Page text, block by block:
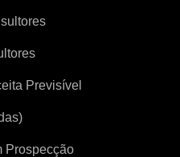
Previsível
Prospecção